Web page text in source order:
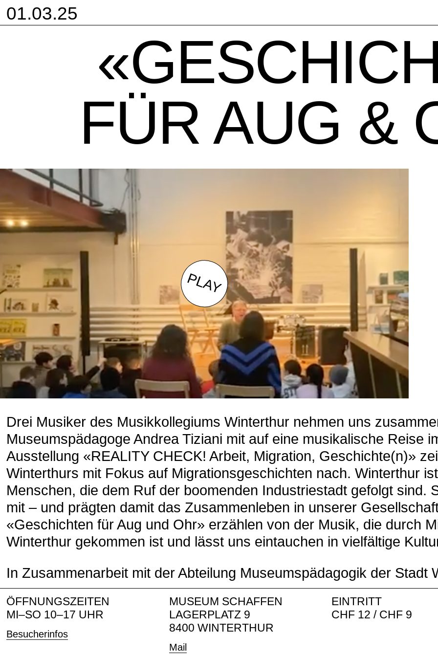
01.03.25
FÜR AUG &
Drei Musiker des Musikkollegiums Winterthur nehmen uns
Museumspädagoge Andrea Tiziani mit auf eine musikalische Reise
Ausstellung «REALITY CHECK! Arbeit, Migration, Geschichte(n)»
Winterthurs mit Fokus auf Migrationsgeschichten nach. Winterthur
Menschen, die dem Ruf der boomenden Industriestadt gefolgt sind.
mit – und prägten damit das Zusammenleben in unserer
«Geschichten für Aug und Ohr» erzählen von der Musik, die durch
Winterthur gekommen ist und lässt uns eintauchen in vielfältige
In Zusammenarbeit mit der Abteilung Museumspädagogik der Stadt
ÖFFNUNGSZEITEN
MI–SO 10–17 UHR
Besucherinfos
MUSEUM SCHAFFEN
LAGERPLATZ 9
8400 WINTERTHUR
Mail
EINTRITT
CHF 12 / CHF 9